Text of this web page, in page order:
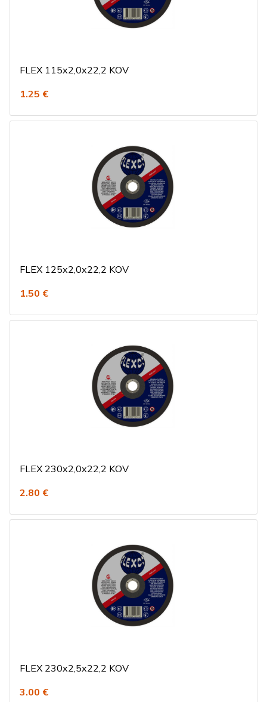
FLEX 115x2,0x22,2 KOV
1.25 €
FLEX 125x2,0x22,2 KOV
1.50 €
FLEX 230x2,0x22,2 KOV
2.80 €
FLEX 230x2,5x22,2 KOV
3.00 €